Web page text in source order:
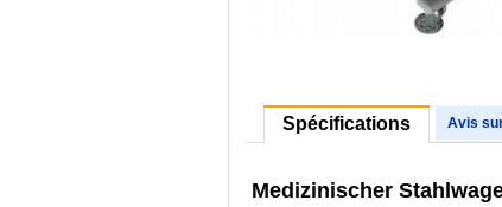
Spécifications Avis
Medizinischer